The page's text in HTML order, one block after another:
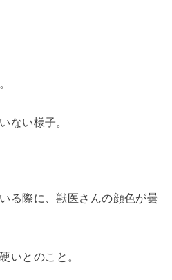
ない様子。
る際に、獣医さんの顔色が曇
硬いとのこと。